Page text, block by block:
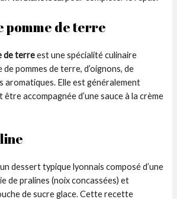
pomme de terre
de terreest une spécialité culinaire
pommes de terre, d’oignons, de
aromatiques. Elle est généralement
accompagnée d’une sauce à la crème
dessert typique lyonnais composé d’une
de pralines (noix concassées) et
de sucre glace. Cette recette